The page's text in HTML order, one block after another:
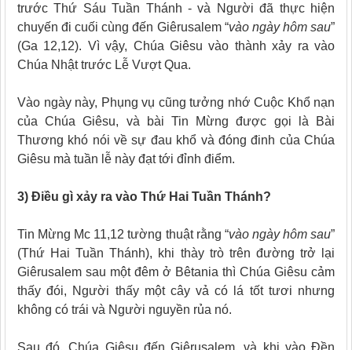
trước Thứ Sáu Tuần Thánh - và Người đã thực hiện
chuyến đi cuối cùng đến Giêrusalem “vào ngày hôm sau”
(Ga 12,12). Vì vậy, Chúa Giêsu vào thành xảy ra vào
Chúa Nhật trước Lễ Vượt Qua.
Vào ngày này, Phụng vụ cũng tưởng nhớ Cuộc Khổ nạn
của Chúa Giêsu, và bài Tin Mừng được gọi là Bài
Thương khó nói về sự đau khổ và đóng đinh của Chúa
Giêsu mà tuần lễ này đạt tới đỉnh điểm.
3) Điều gì xảy ra vào Thứ Hai Tuần Thánh?
Tin Mừng Mc 11,12 tường thuật rằng “vào ngày hôm sau”
(Thứ Hai Tuần Thánh), khi thày trò trên đường trở lại
Giêrusalem sau một đêm ở Bêtania thì Chúa Giêsu cảm
thấy đói, Người thấy một cây vả có lá tốt tươi nhưng
không có trái và Người nguyền rủa nó.
Sau đó, Chúa Giêsu đến Giêrusalem, và khi vào Đền